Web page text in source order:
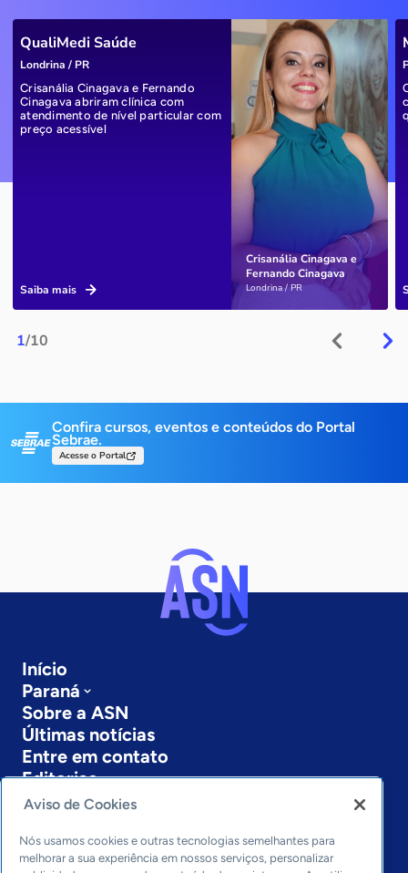
1/10
Crisanália Cinagava e
Fernando Cinagava
Londrina / PR
QualiMedi Saúde
Londrina / PR
Crisanália Cinagava e Fernando
Cinagava abriram clínica com
atendimento de nível particular com
preço acessível
Saiba mais
Confira cursos, eventos e conteúdos do Portal
Sebrae.
Acesse o Portal
Início
Paraná
Sobre a ASN
Últimas notícias
Entre em contato
Editorias
Economia & Política
Inovação & Tecnologia
Cultura empreendedora
Aviso de Cookies
Nós usamos cookies e outras tecnologias semelhantes para
melhorar a sua experiência em nossos serviços, personalizar